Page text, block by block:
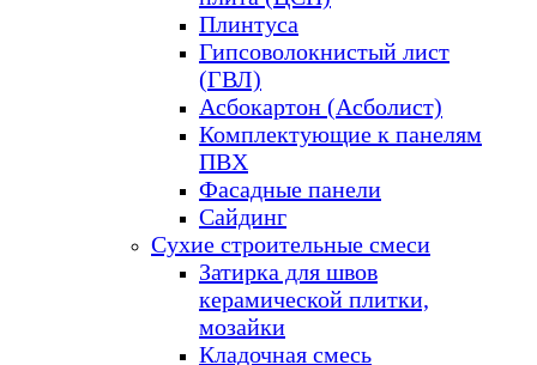
Плинтуса
Гипсоволокнистый лист
(ГВЛ)
Асбокартон (Асболист)
Комплектующие к панелям
ПВХ
Фасадные панели
Сайдинг
Сухие строительные смеси
Затирка для швов
керамической плитки,
мозайки
Кладочная смесь